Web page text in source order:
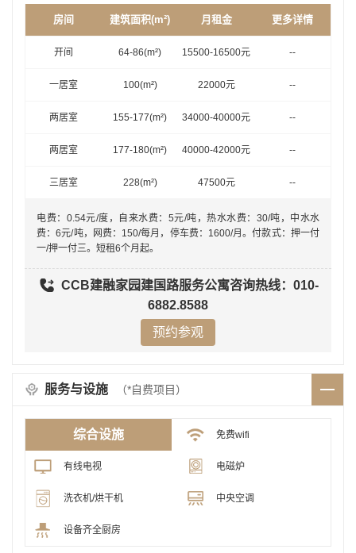
房间 建筑面积(m²) 月租金 更多详情
开间 64-86(m²) 15500-16500元 --
一居室 100(m²) 22000元 --
两居室 155-177(m²) 34000-40000元 --
两居室 177-180(m²) 40000-42000元 --
三居室 228(m²) 47500元 --
电费：0.54元/度，自来水费：5元/吨，热水水费：30/吨，中水水
费：6元/吨，网费：150/每月，停车费：1600/月。付款式：押一付
一/押一付三。短租6个月起。
CCB建融家园建国路服务公寓咨询热线：010-
6882.8588
预约参观
服务与设施 （*自费项目）
综合设施 免费wifi
有线电视 电磁炉
洗衣机/烘干机 中央空调
设备齐全厨房